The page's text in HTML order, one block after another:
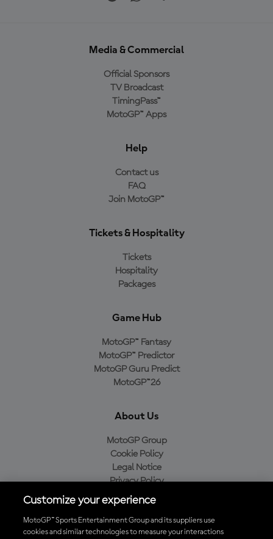
Media & Commercial
Official Sponsors
TV Broadcast
TimingPass™
MotoGP™ Apps
Help
Contact us
FAQ
Join MotoGP™
Tickets & Hospitality
Tickets
Hospitality
Packages
Game Hub
MotoGP™ Fantasy
MotoGP™ Predictor
MotoGP Guru Predict
MotoGP™26
About Us
MotoGP Group
Cookie Policy
Legal Notice
Privacy Policy
Purchase Policy
Customize your experience
MotoGP™ Sports Entertainment Group and its suppliers use
cookies and similar technologies to measure your interactions